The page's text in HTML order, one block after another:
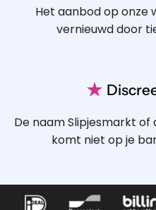
Het aanbod op onze
vernieuwd door
★
De naam Slipjesmarkt
komt niet op je